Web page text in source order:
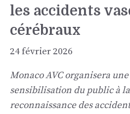
les accidents
cérébraux
24 février 2026
Monaco AVC organisera
sensibilisation du public à
reconnaissance des